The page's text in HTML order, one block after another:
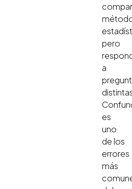
pero
a
es
uno
de los
errores
más